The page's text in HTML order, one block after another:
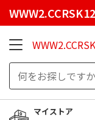
マイストア